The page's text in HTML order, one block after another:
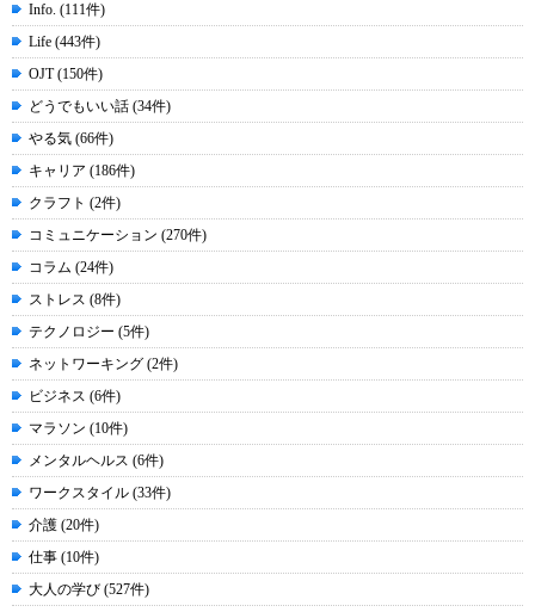
Info. (111件)
Life (443件)
OJT (150件)
どうでもいい話 (34件)
やる気 (66件)
キャリア (186件)
クラフト (2件)
コミュニケーション (270件)
コラム (24件)
ストレス (8件)
テクノロジー (5件)
ネットワーキング (2件)
ビジネス (6件)
マラソン (10件)
メンタルヘルス (6件)
ワークスタイル (33件)
介護 (20件)
仕事 (10件)
大人の学び (527件)